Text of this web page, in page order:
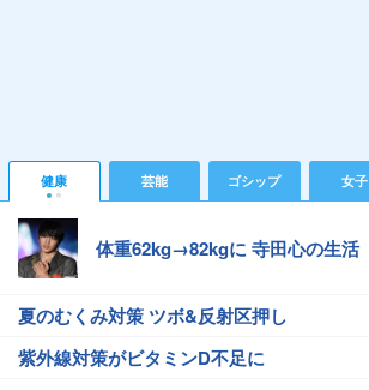
健康 芸能 ゴシップ 女子
体重62kg→82kgに 寺田心の生活
夏のむくみ対策 ツボ&反射区押し
紫外線対策がビタミンD不足に